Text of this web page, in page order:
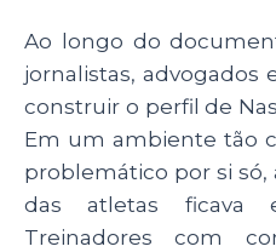
Ao longo do
jornalistas, advogados
construir o perfil de
Em um ambiente tão
problemático por si só,
das atletas ficava
Treinadores com